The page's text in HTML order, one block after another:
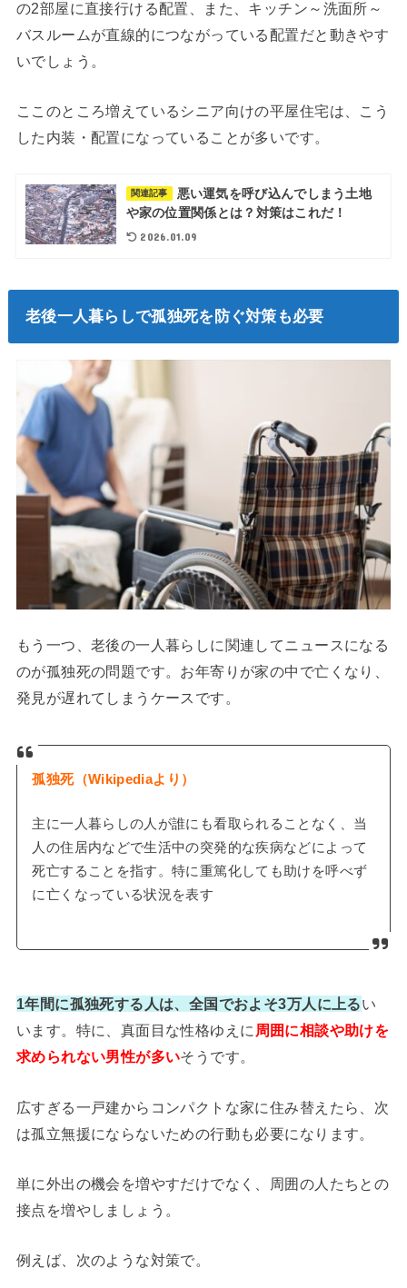
の2部屋に直接行ける配置、また、キッチン～洗面所～
バスルームが直線的につながっている配置だと動きやす
いでしょう。
ここのところ増えているシニア向けの平屋住宅は、こう
した内装・配置になっていることが多いです。
関連記事
悪い運気を呼び込んでしまう土地
や家の位置関係とは？対策はこれだ！
2026.01.09
老後一人暮らしで孤独死を防ぐ対策も必要
もう一つ、老後の一人暮らしに関連してニュースになる
のが孤独死の問題です。お年寄りが家の中で亡くなり、
発見が遅れてしまうケースです。
孤独死（Wikipediaより）
主に一人暮らしの人が誰にも看取られることなく、当
人の住居内などで生活中の突発的な疾病などによって
死亡することを指す。特に重篤化しても助けを呼べず
に亡くなっている状況を表す
1年間に孤独死する人は、全国でおよそ3万人に上るい
います。特に、真面目な性格ゆえに 周囲に相談や助けを
求められない男性が多いそうです。
広すぎる一戸建からコンパクトな家に住み替えたら、次
は孤立無援にならないための行動も必要になります。
単に外出の機会を増やすだけでなく、周囲の人たちとの
接点を増やしましょう。
例えば、次のような対策で。